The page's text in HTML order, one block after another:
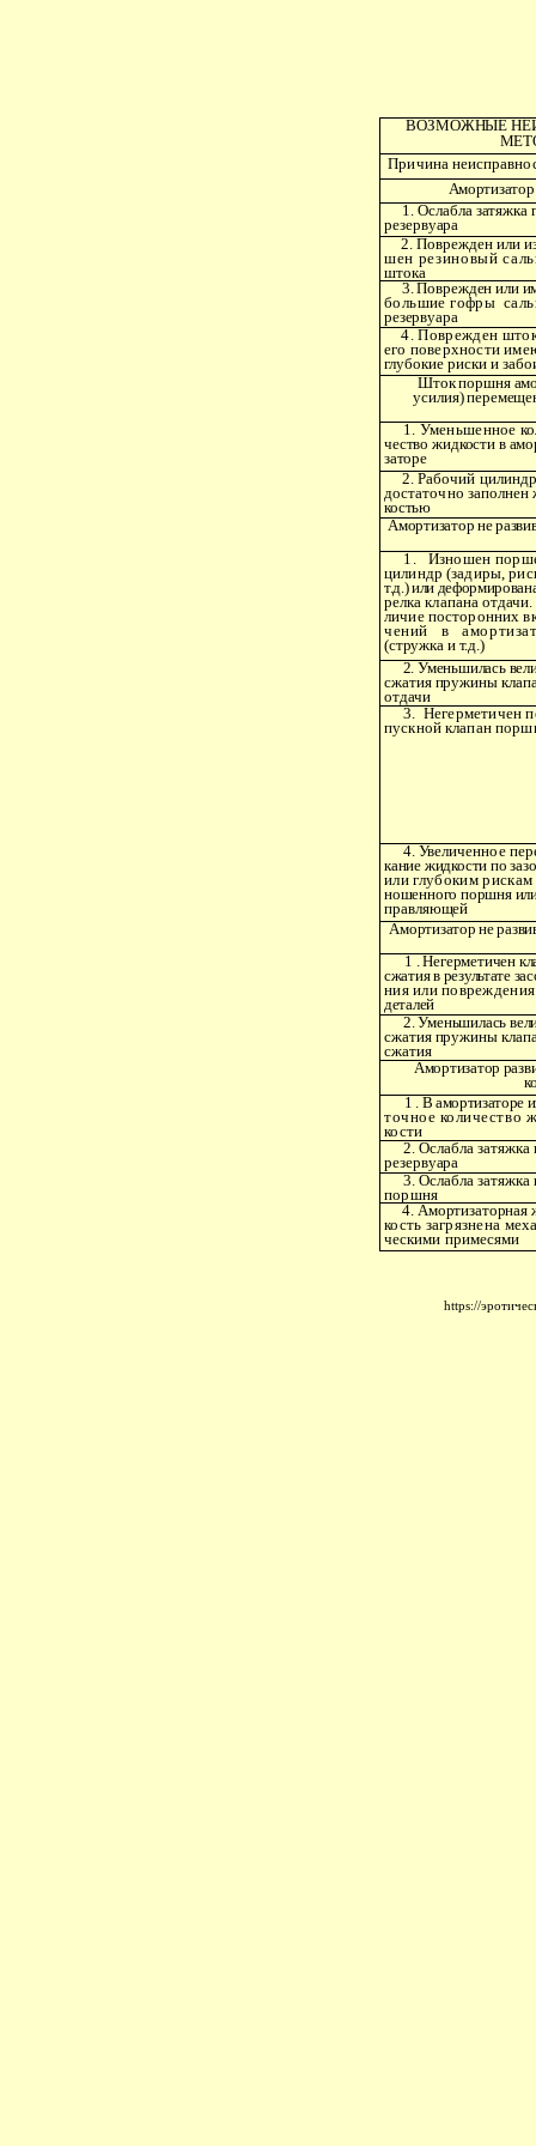
ВОЗМОЖНЫЕ
Причина
1. Ослабла затяжка
резервуара
2. Поврежден или
шен резиновый
штока
3. Поврежден или
большие гофры
резервуара
4. Поврежден
его поверхности
глубокие риски и
Шток поршня
усилия)
1. Уменьшенное
чество жидкости в
заторе
2. Рабочий
достаточно заполнен
костью
Амортизатор не
1.
Изношен
цилиндр (задиры,
т.д.) или
релка клапана
личие посторонних
чений
в
(стружка и т.д.)
2. Уменьшилась
сжатия пружины
отдачи
3. Негерметичен
пускной клапан
4. Увеличенное
кание жидкости по
или глубоким рискам
ношенного поршня
правляющей
Амортизатор не
1 . Негерметичен
сжатия в результате
ния или повреждения
деталей
2. Уменьшилась
сжатия пружины
сжатия
Амортизатор
1 . В амортизаторе
точное количество
кости
2. Ослабла затяжка
резервуара
3. Ослабла затяжка
поршня
4. Амортизаторная
кость загрязнена
ческими примесями
https://